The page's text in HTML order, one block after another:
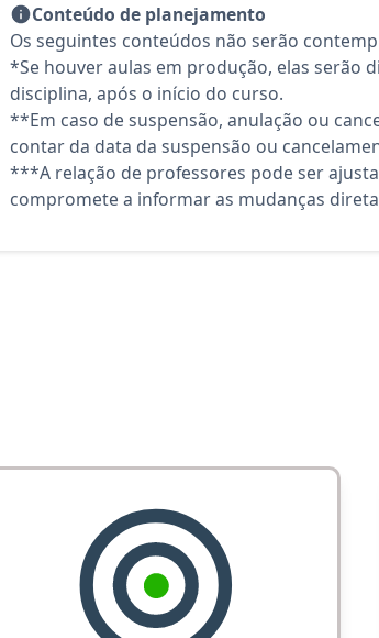
Conteúdo de planejamento
Os seguintes conteúdos não serão
*Se houver aulas em produção, elas serão
disciplina, após o início do curso.
**Em caso de suspensão, anulação ou
contar da data da suspensão ou
***A relação de professores pode ser
compromete a informar as mudanças